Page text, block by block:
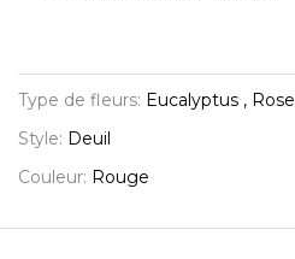
Type de fleurs: Eucalyptus , Rose
Style: Deuil
Couleur: Rouge